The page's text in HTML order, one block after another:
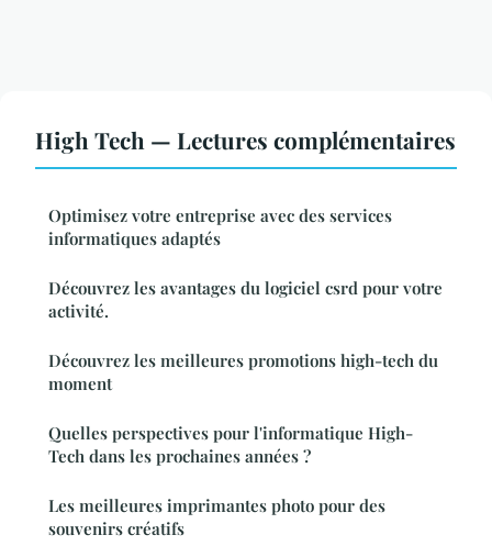
High Tech — Lectures complémentaires
Optimisez votre entreprise avec des services
informatiques adaptés
Découvrez les avantages du logiciel csrd pour votre
activité.
Découvrez les meilleures promotions high-tech du
moment
Quelles perspectives pour l'informatique High-
Tech dans les prochaines années ?
Les meilleures imprimantes photo pour des
souvenirs créatifs